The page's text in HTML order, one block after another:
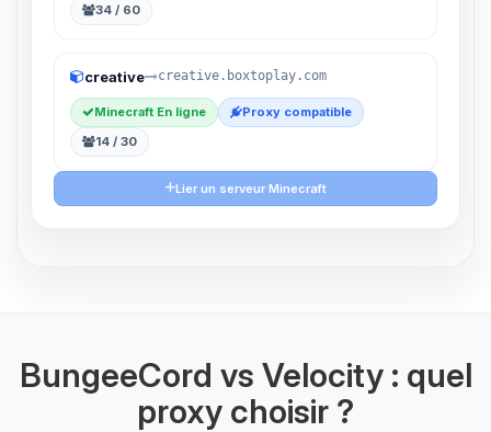
34 / 60
creative creative.boxtoplay.com
Minecraft En ligne
Proxy compatible
14 / 30
Lier un serveur Minecraft
BungeeCord vs Velocity : quel
proxy choisir ?